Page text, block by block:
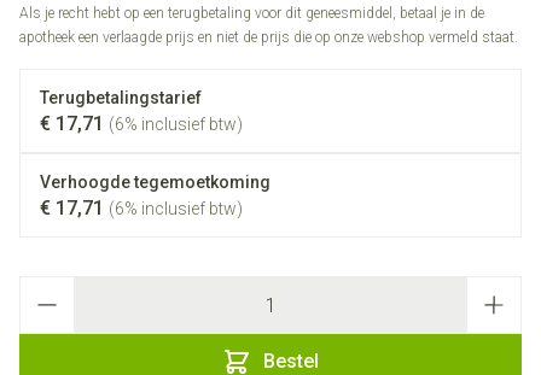
Als je recht hebt op een terugbetaling voor dit geneesmiddel, betaal je in de
apotheek een verlaagde prijs en niet de prijs die op onze webshop vermeld staat.
Terugbetalingstarief
€ 17,71 (6% inclusief btw)
Verhoogde tegemoetkoming
€ 17,71 (6% inclusief btw)
Bestel